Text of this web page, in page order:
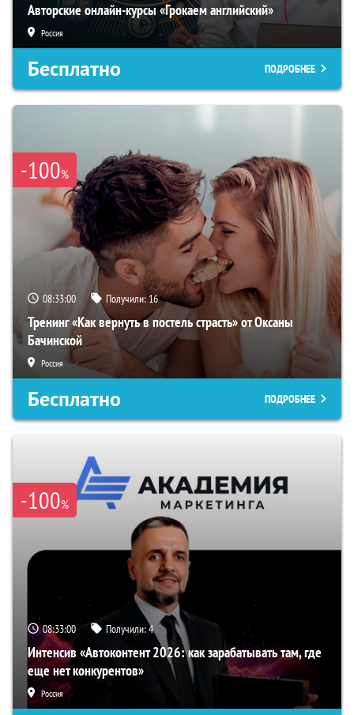
Авторские онлайн-курсы «Грокаем английский»
Россия
Бесплатно ПОДРОБНЕЕ
-100%
08:32:59 Получили:16
Тренинг «Как вернуть в постель страсть» от Оксаны
Бачинской
Россия
Бесплатно ПОДРОБНЕЕ
-100%
08:32:59 Получили:4
Интенсив «Автоконтент 2026: как зарабатывать там, где
еще нет конкурентов»
Россия